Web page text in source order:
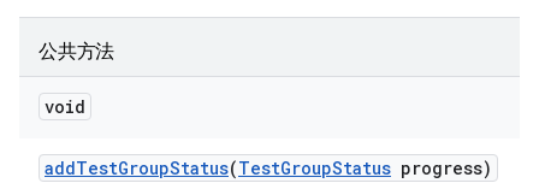
公共方法
void
addTestGroupStatus(TestGroupStatus progress)